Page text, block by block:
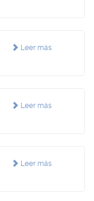
Leer más
Leer más
Leer más